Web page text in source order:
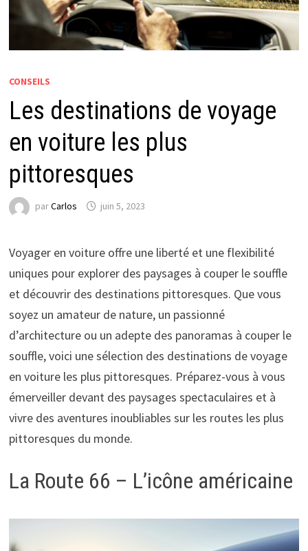
CONSEILS
Les destinations de voyage
en voiture les plus
pittoresques
parCarlos juin 5, 2023
Voyager en voiture offre une liberté et une flexibilité
uniques pour explorer des paysages à couper le souffle
et découvrir des destinations pittoresques. Que vous
soyez un amateur de nature, un passionné
d’architecture ou un adepte des panoramas à couper le
souffle, voici une sélection des destinations de voyage
en voiture les plus pittoresques. Préparez-vous à vous
émerveiller devant des paysages spectaculaires et à
vivre des aventures inoubliables sur les routes les plus
pittoresques du monde.
La Route 66 – L’icône américaine